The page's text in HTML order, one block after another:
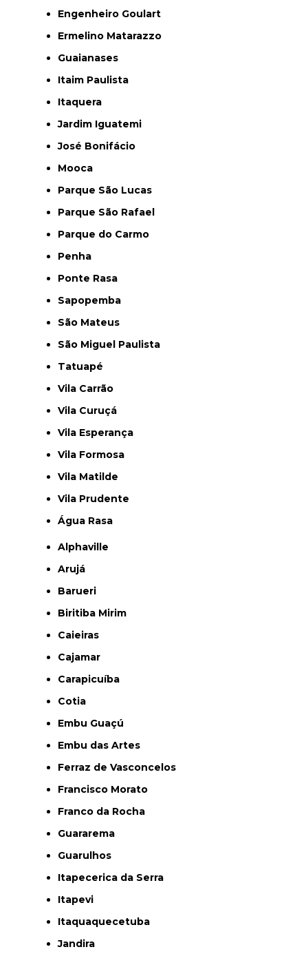
Engenheiro Goulart
Ermelino Matarazzo
Guaianases
Itaim Paulista
Itaquera
Jardim Iguatemi
José Bonifácio
Mooca
Parque São Lucas
Parque São Rafael
Parque do Carmo
Penha
Ponte Rasa
Sapopemba
São Mateus
São Miguel Paulista
Tatuapé
Vila Carrão
Vila Curuçá
Vila Esperança
Vila Formosa
Vila Matilde
Vila Prudente
Água Rasa
Alphaville
Arujá
Barueri
Biritiba Mirim
Caieiras
Cajamar
Carapicuíba
Cotia
Embu Guaçú
Embu das Artes
Ferraz de Vasconcelos
Francisco Morato
Franco da Rocha
Guararema
Guarulhos
Itapecerica da Serra
Itapevi
Itaquaquecetuba
Jandira